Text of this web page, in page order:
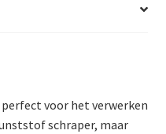
voor het verwerken
schraper, maar